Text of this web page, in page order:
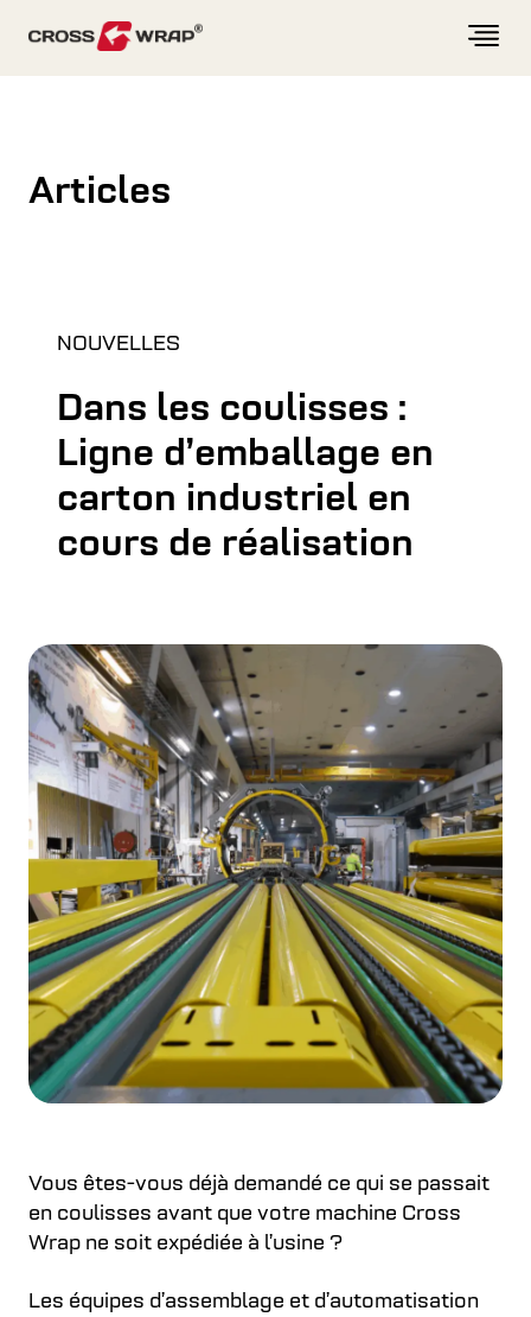
Articles
NOUVELLES
Dans les coulisses :
Ligne d’emballage en
carton industriel en
cours de réalisation
Vous êtes-vous déjà demandé ce qui se passait
en coulisses avant que votre machine Cross
Wrap ne soit expédiée à l’usine ?
Les équipes d’assemblage et d’automatisation